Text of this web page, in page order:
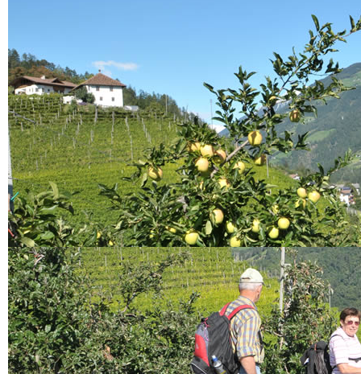
Messner Mountain Museum
Schlösser
Schloss Tirol
Schloss Schenna
Kirchen
Wallfahrtskirche Riffian
Pfarrkirche Kuens
Sonstiges
Botanischer Garten
Erlebnisbergwerk
Schneeberg
Pflegezentrum für
Vogelfauna
Infos
Vereine
A.S.V Riffian Sektion Ski
Riffian
Über Riffian
Unsere Geschichte
Wallfahrtsort Riffian
Gemeinde Riffian
Kuens
Über Kuens
Pfarrkirche Kuens
Sonstiges
Lage und Anfahrt
Verkehrsbericht